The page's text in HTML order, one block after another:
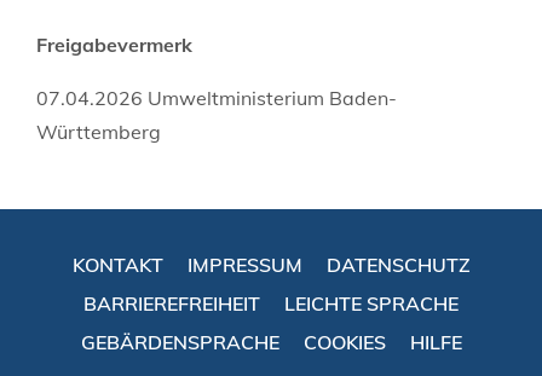
Freigabevermerk
07.04.2026 Umweltministerium Baden-
Württemberg
KONTAKT IMPRESSUM
DATENSCHUTZ
BARRIEREFREIHEIT
LEICHTE SPRACHE
GEBÄRDENSPRACHE
COOKIES HILFE